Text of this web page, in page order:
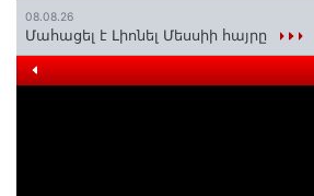
08.08.26
Մահացել է Լիոնել Մեսսիի հայրը